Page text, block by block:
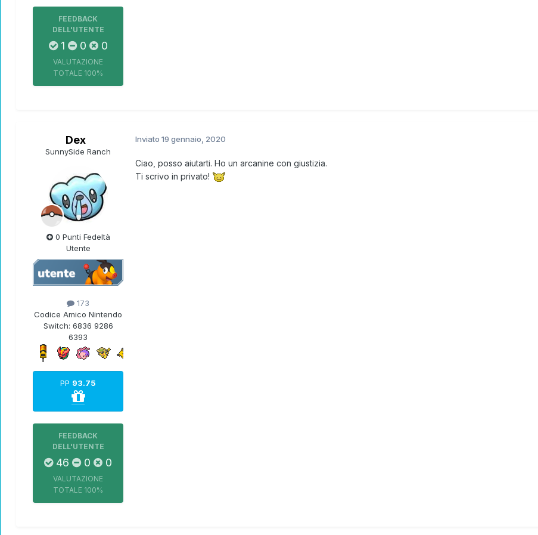
FEEDBACK
DELL'UTENTE
1 0 0
VALUTAZIONE
TOTALE 100%
Dex
SunnySide Ranch
0 Punti Fedeltà
Utente
173
Codice Amico Nintendo
Switch: 6836 9286
6393
PP 93.75
FEEDBACK
DELL'UTENTE
46 0 0
VALUTAZIONE
TOTALE 100%
Inviato 19 gennaio, 2020
Ciao, posso aiutarti. Ho un arcanine con giustizia.
Ti scrivo in privato!